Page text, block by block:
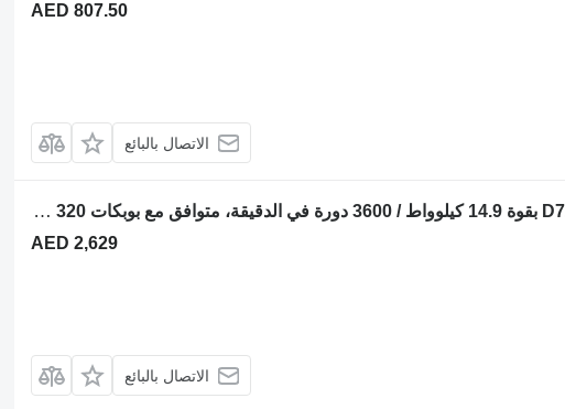
AED 807.50
الاتصال بالبائع
المحرك Kubota محرك كوبوتا D722 بقوة 14.9 كيلوواط / 3600 دورة في الدقيقة، متوافق مع بوبكات 320 و322. لـ حفارة صغيرة Bobcat 320 322
AED 2,629
الاتصال بالبائع